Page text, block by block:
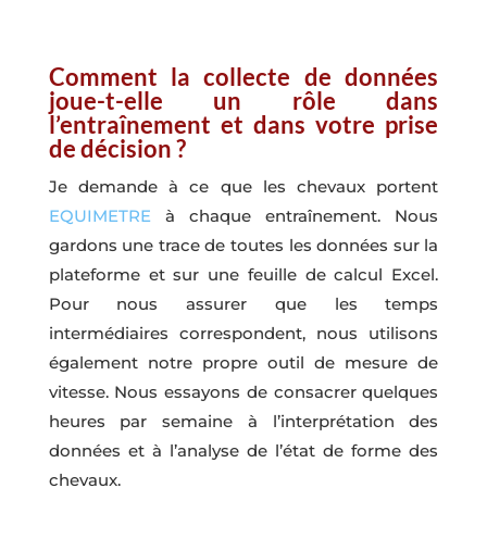
Comment la collecte de données
joue-t-elle un rôle dans
l’entraînement et dans votre prise
de décision ?
Je demande à ce que les chevaux portent
EQUIMETREà chaque entraînement. Nous
gardons une trace de toutes les données sur la
plateforme et sur une feuille de calcul Excel.
Pour nous assurer que les temps
intermédiaires correspondent, nous utilisons
également notre propre outil de mesure de
vitesse. Nous essayons de consacrer quelques
heures par semaine à l’interprétation des
données et à l’analyse de l’état de forme des
chevaux.